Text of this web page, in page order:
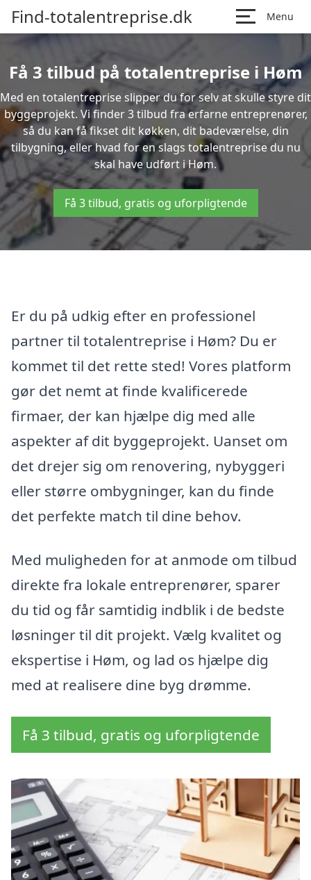
Find-totalentreprise.dk Menu
Få 3 tilbud på totalentreprise i Høm
Med en totalentreprise slipper du for selv at skulle styre dit
byggeprojekt. Vi finder 3 tilbud fra erfarne entreprenører,
så du kan få fikset dit køkken, dit badeværelse, din
tilbygning, eller hvad for en slags totalentreprise du nu
skal have udført i Høm.
Få 3 tilbud, gratis og uforpligtende
Er du på udkig efter en professionel
partner til totalentreprise i Høm? Du er
kommet til det rette sted! Vores platform
gør det nemt at finde kvalificerede
firmaer, der kan hjælpe dig med alle
aspekter af dit byggeprojekt. Uanset om
det drejer sig om renovering, nybyggeri
eller større ombygninger, kan du finde
det perfekte match til dine behov.
Med muligheden for at anmode om tilbud
direkte fra lokale entreprenører, sparer
du tid og får samtidig indblik i de bedste
løsninger til dit projekt. Vælg kvalitet og
ekspertise i Høm, og lad os hjælpe dig
med at realisere dine byg drømme.
Få 3 tilbud, gratis og uforpligtende